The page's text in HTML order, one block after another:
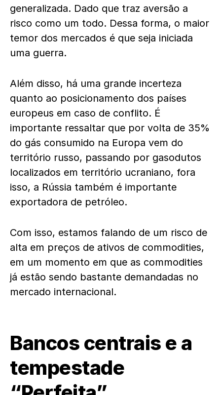
generalizada. Dado que traz aversão a
risco como um todo. Dessa forma, o maior
temor dos mercados é que seja iniciada
uma guerra.
Além disso, há uma grande incerteza
quanto ao posicionamento dos países
europeus em caso de conflito. É
importante ressaltar que por volta de 35%
do gás consumido na Europa vem do
território russo, passando por gasodutos
localizados em território ucraniano, fora
isso, a Rússia também é importante
exportadora de petróleo.
Com isso, estamos falando de um risco de
alta em preços de ativos de commodities,
em um momento em que as commodities
já estão sendo bastante demandadas no
mercado internacional.
Bancos centrais e a
tempestade